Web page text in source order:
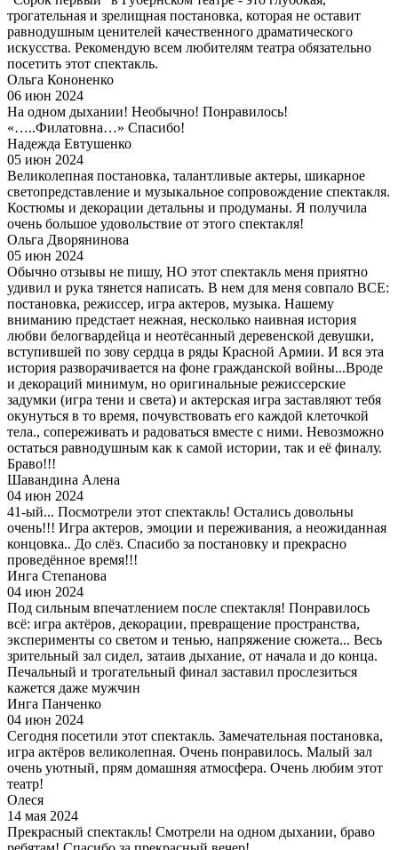
трогательная и зрелищная постановка, которая не оставит
равнодушным ценителей качественного драматического
искусства. Рекомендую всем любителям театра обязательно
посетить этот спектакль.
Ольга Кононенко
06 июн 2024
На одном дыхании! Необычно! Понравилось!
«…..Филатовна…» Спасибо!
Надежда Евтушенко
05 июн 2024
Великолепная постановка, талантливые актеры, шикарное
светопредставление и музыкальное сопровождение спектакля.
Костюмы и декорации детальны и продуманы. Я получила
очень большое удовольствие от этого спектакля!
Ольга Дворянинова
05 июн 2024
Обычно отзывы не пишу, НО этот спектакль меня приятно
удивил и рука тянется написать. В нем для меня совпало ВСЕ:
постановка, режиссер, игра актеров, музыка. Нашему
вниманию предстает нежная, несколько наивная история
любви белогвардейца и неотёсанный деревенской девушки,
вступившей по зову сердца в ряды Красной Армии. И вся эта
история разворачивается на фоне гражданской войны...Вроде
и декораций минимум, но оригинальные режиссерские
задумки (игра тени и света) и актерская игра заставляют тебя
окунуться в то время, почувствовать его каждой клеточкой
тела., сопереживать и радоваться вместе с ними. Невозможно
остаться равнодушным как к самой истории, так и её финалу.
Браво!!!
Шавандина Алена
04 июн 2024
41-ый... Посмотрели этот спектакль! Остались довольны
очень!!! Игра актеров, эмоции и переживания, а неожиданная
концовка.. До слёз. Спасибо за постановку и прекрасно
проведённое время!!!
Инга Степанова
04 июн 2024
Под сильным впечатлением после спектакля! Понравилось
всё: игра актёров, декорации, превращение пространства,
эксперименты со светом и тенью, напряжение сюжета... Весь
зрительный зал сидел, затаив дыхание, от начала и до конца.
Печальный и трогательный финал заставил прослезиться
кажется даже мужчин
Инга Панченко
04 июн 2024
Сегодня посетили этот спектакль. Замечательная постановка,
игра актёров великолепная. Очень понравилось. Малый зал
очень уютный, прям домашняя атмосфера. Очень любим этот
театр!
Олеся
14 мая 2024
Прекрасный спектакль! Смотрели на одном дыхании, браво